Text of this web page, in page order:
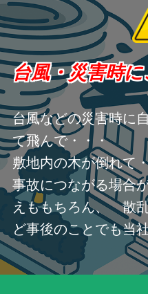
台風・災害時
台風などの災害時に
て飛んで・・・
敷地内の木が倒れて
事故につながる場合
えももちろん、 散
ど事後のことでも当